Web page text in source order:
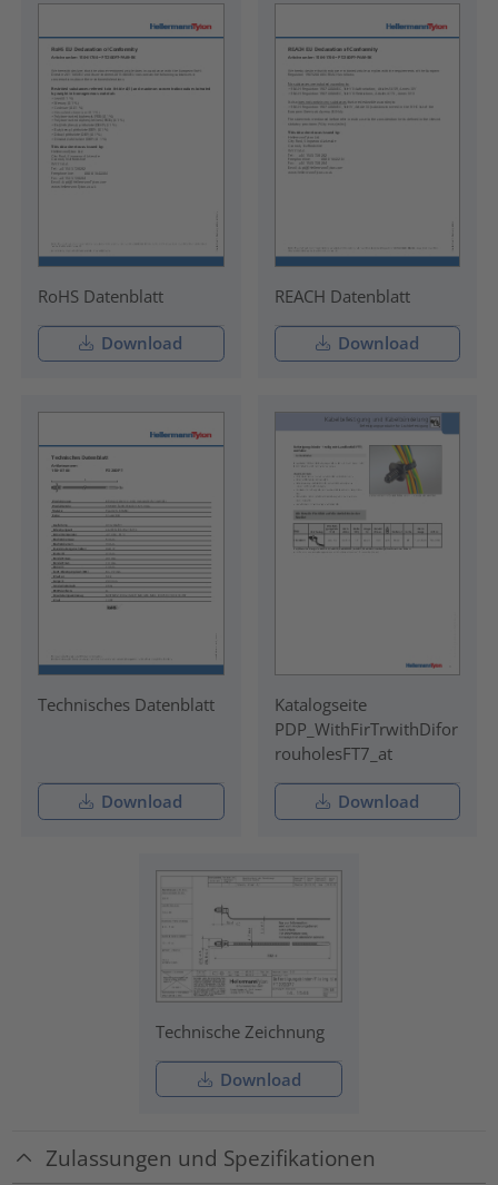
RoHS Datenblatt
Download
REACH Datenblatt
Download
Technisches Datenblatt
Download
Katalogseite
PDP_WithFirTrwithDifor
rouholesFT7_at
Download
Technische Zeichnung
Download
Zulassungen und Spezifikationen